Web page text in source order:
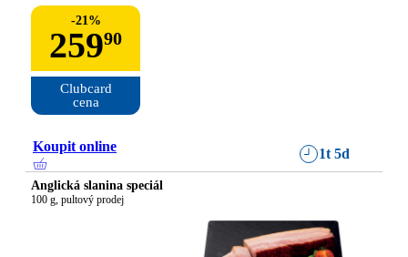
-21%
25990
Clubcard
cena
Koupit online 1t 5d
Anglická slanina speciál
100 g, pultový prodej